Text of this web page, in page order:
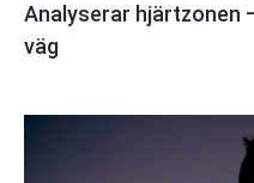
Analyserar hjärtzonen
väg